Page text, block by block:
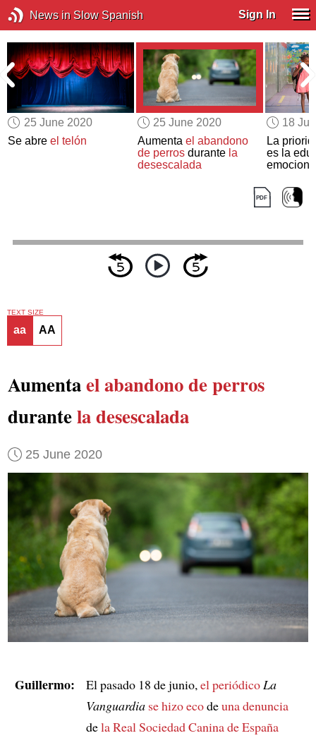
News in Slow Spanish Sign In
25 June 2020
Se abreel telón
25 June 2020
Aumenta el abandono
de perrosdurante la
desescalada
18
La
es la
TEXT SIZE
aa AA
Aumentael abandono de perros
durantela desescalada
25 June 2020
Guillermo: El pasado 18 de junio, el periódico La
Vanguardia se hizo ecodeuna denuncia
dela Real Sociedad Canina de España